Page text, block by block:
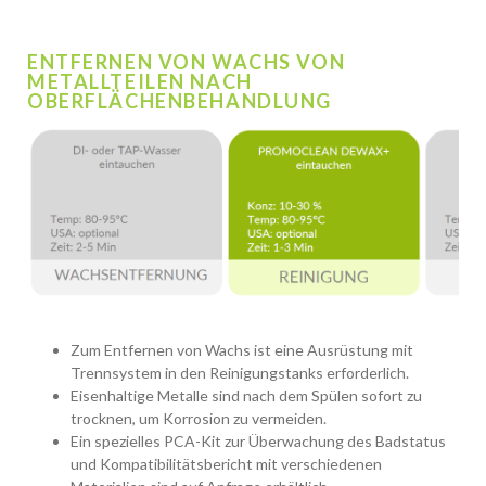
ENTFERNEN VON WACHS VON
METALLTEILEN NACH
OBERFLÄCHENBEHANDLUNG
Zum Entfernen von Wachs ist eine Ausrüstung mit
Trennsystem in den Reinigungstanks erforderlich.
Eisenhaltige Metalle sind nach dem Spülen sofort zu
trocknen, um Korrosion zu vermeiden.
Ein spezielles PCA-Kit zur Überwachung des Badstatus
und Kompatibilitätsbericht mit verschiedenen